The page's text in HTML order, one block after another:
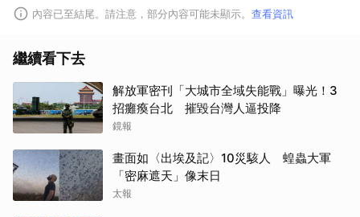
內容已至結尾。請注意，部分內容可能未顯示。 查看資訊
繼續看下去
解放軍密刊「大城市全域失能戰」曝光！3
招癱瘓台北 摧毀台灣人逼投降
鏡報
畫面如〈出埃及記〉10災駭人 蝗蟲大軍
「密麻遮天」像末日
太報